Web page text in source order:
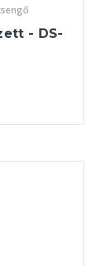
- DS-